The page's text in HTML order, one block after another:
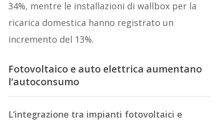
34%, mentre le installazioni di wallbox per la
ricarica domestica hanno registrato un
incremento del 13%.
Fotovoltaico e auto elettrica aumentano
l’autoconsumo
L’integrazione tra impianti fotovoltaici e